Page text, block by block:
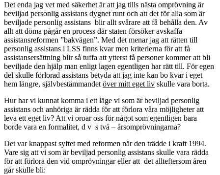
Det enda jag vet med säkerhet är att jag tills nästa omprövning är
beviljad personlig assistans dygnet runt och att det för alla som är
beviljade personlig assistans blir allt svårare att få behålla den. Av
allt att döma pågår en process där staten försöker avskaffa
assistansreformen ”bakvägen”. Med det menar jag att rätten till
personlig assistans i LSS finns kvar men kriterierna för att få
assistansersättning blir så tuffa att ytterst få personer kommer att bli
beviljade den hjälp man enligt lagen egentligen har rätt till. För egen
del skulle förlorad assistans betyda att jag inte kan bo kvar i eget
hem längre, självbestämmandet över mitt eget liv skulle vara borta.
Hur har vi kunnat komma i ett läge vi som är beviljad personlig
assistans och anhöriga är rädda för att förlora våra möjligheter att
leva ett eget liv? Att vi oroar oss för något som egentligen bara
borde vara en formalitet, d v s två – årsomprövningarna?
Det var knappast syftet med reformen när den trädde i kraft 1994.
Vare sig att vi som är beviljad personlig assistans skulle vara rädda
för att förlora den vid omprövningar eller att det allteftersom åren
går skulle bli: